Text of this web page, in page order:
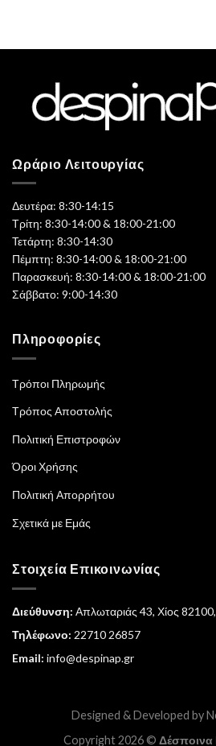
Ωράριο Λειτουργίας
Δευτέρα: 8:30-14:15
Τρίτη: 8:30-14:00 & 18:00-21:00
Τετάρτη: 8:30-14:30
Πέμπτη: 8:30-14:00 & 18:00-21:00
Παρασκευή: 8:30-14:00 & 18:00-21:00
Σάββατο: 9:00-14:30
Πληροφορίες
Τρόποι Πληρωμής
Τρόπος Αποστολής
Πολιτική Επιστροφών
Όροι Χρήσης
Πολιτική Απορρήτου
Σχετικά με Εμάς
Στοιχεία Επικοινωνίας
Διεύθυνση: Απλωταριάς 43, Χίος
Τηλέφωνο: 22710 26857
Email: info@despinap.gr
Designed & Developed by
Copyright 2026 © Δέσποινα